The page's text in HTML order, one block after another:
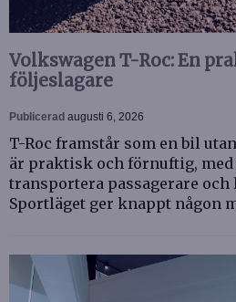
Volkswagen T-Roc: En
följeslagare
Publicerad augusti 6, 2026
T-Roc framstår som en bil
är praktisk och förnuftig, med
transportera passagerare
Sportläget ger knappt någon